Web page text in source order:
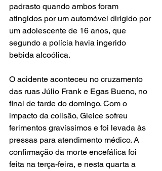
padrasto quando ambos foram
atingidos por um automóvel dirigido por
um adolescente de 16 anos, que
segundo a polícia havia ingerido
bebida alcoólica.
O acidente aconteceu no cruzamento
das ruas Júlio Frank e Egas Bueno, no
final de tarde do domingo. Com o
impacto da colisão, Gleice sofreu
ferimentos gravíssimos e foi levada às
pressas para atendimento médico. A
confirmação da morte encefálica foi
feita na terça-feira, e nesta quarta a